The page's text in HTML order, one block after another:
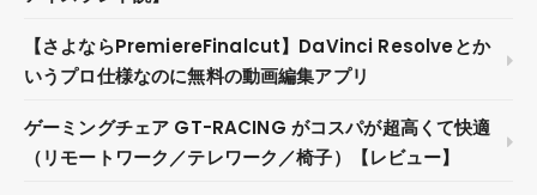
【さよならPremiereFinalcut】DaVinci Resolveとか
いうプロ仕様なのに無料の動画編集アプリ
ゲーミングチェア GT-RACING がコスパが超高くて快適
（リモートワーク／テレワーク／椅子）【レビュー】